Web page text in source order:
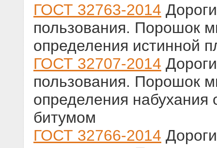
ГОСТ 32763-2014
пользования. Порошок
определения истинной
ГОСТ 32707-2014
пользования. Порошок
определения
битумом
ГОСТ 32766-2014